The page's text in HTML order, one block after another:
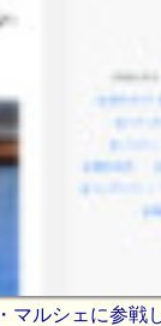
マルシェに参戦